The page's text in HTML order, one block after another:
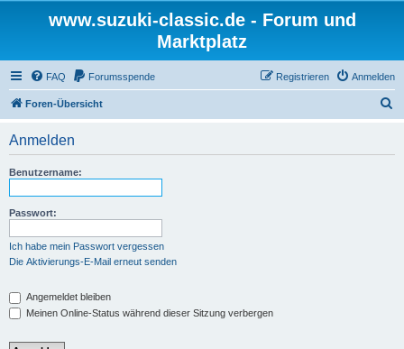
www.suzuki-classic.de - Forum und
Marktplatz
FAQ Forumsspende Anmelden
Registrieren
Foren-Übersicht
Anmelden
Benutzername:
Passwort:
Ich habe mein Passwort vergessen
Die Aktivierungs-E-Mail erneut senden
Angemeldet bleiben
Meinen Online-Status während dieser Sitzung verbergen